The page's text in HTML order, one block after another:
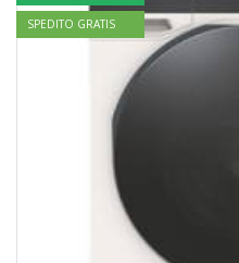
SPEDITO GRATIS